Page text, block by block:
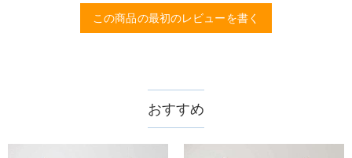
この商品の最初のレビューを書く
配送＆返品について
無料となります。（一部離島や遠方へご発送の場合、中継料が
納期=製作作業時間+配送時間 受注製作品のため、ご入金を確
認してから制作となります。大量生産品ではなく、一つ一つ手
でお作りしており、予定作業時間は商品ページに記載しており
商品に納品書などの明細書は同梱されますか？
商品を海外へ直接発送することは可能でしょうか。
おすすめ